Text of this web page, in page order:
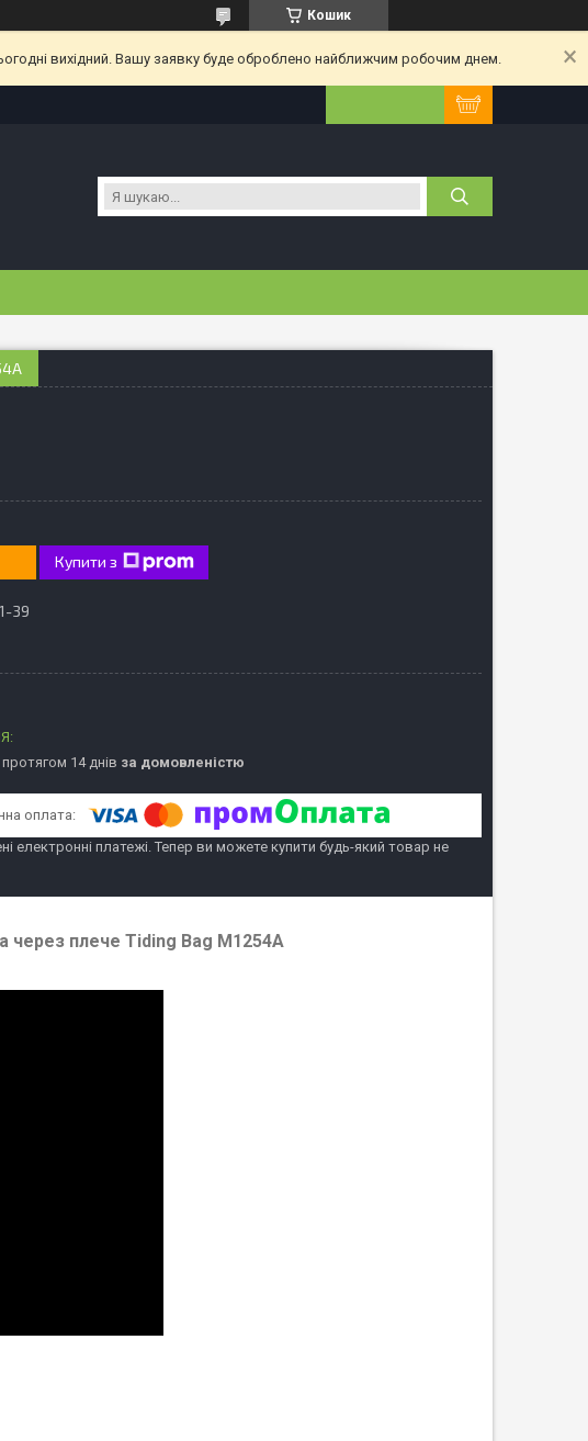
Кошик
вихідний. Вашу заявку буде оброблено найближчим робочим днем.
Купити з
39
14 днів за домовленістю
електронні платежі. Тепер ви можете купити будь-який товар не
через плече Tiding Bag M1254A